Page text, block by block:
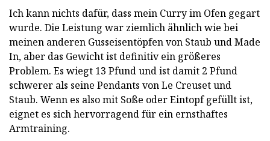
Ich kann nichts dafür, dass mein Curry im Ofen gegart
wurde. Die Leistung war ziemlich ähnlich wie bei
meinen anderen Gusseisentöpfen von Staub und Made
In, aber das Gewicht ist definitiv ein größeres
Problem. Es wiegt 13 Pfund und ist damit 2 Pfund
schwerer als seine Pendants von Le Creuset und
Staub. Wenn es also mit Soße oder Eintopf gefüllt ist,
eignet es sich hervorragend für ein ernsthaftes
Armtraining.